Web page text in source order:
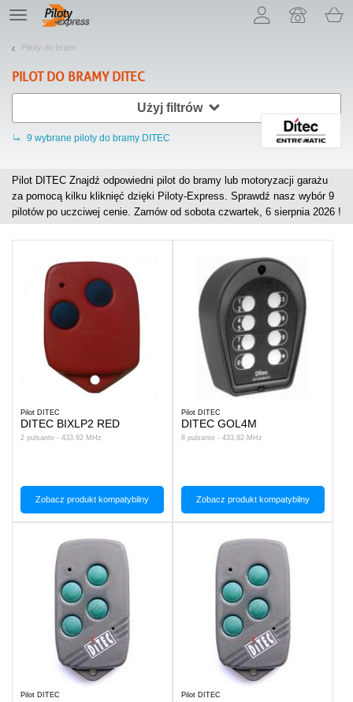
TE
navigation
Piloty do bram
PILOT DO BRAMY DITEC
Użyj filtrów
9 wybrane piloty do bramy DITEC
Pilot DITEC Znajdź odpowiedni pilot do bramy lub motoryzacji garażu
za pomocą kilku kliknięć dzięki Piloty-Express. Sprawdź nasz wybór 9
pilotów po uczciwej cenie. Zamów od sobota czwartek, 6 sierpnia 2026 !
Pilot DITEC
DITEC BIXLP2 RED
2 pulsante - 433.92 MHz
Zobacz produkt kompatybilny
Pilot DITEC
DITEC GOL4M
8 pulsante - 433.92 MHz
Zobacz produkt kompatybilny
Pilot DITEC Pilot DITEC
Pozwól, że przedstawimy nasze ciasteczka!